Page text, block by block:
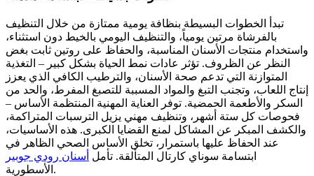
تبدأ الخطوات البسيطة بنظافة يومية ممتازة من خلال التنظيف
بالفرشاة مرتين يومياً، والتنظيف اليومي بالخيط دون استثناء،
واستخدام منتجات الأسنان المناسبة، والحفاظ على روتين ثابت بغض
النظر عن الظروف. تؤثر عادات نمط الحياة بشكل كبير – التغذية
المتوازنة التي تدعم صحة الأسنان، والترطيب الكافي الذي يعزز
إنتاج اللعاب، وتجنب التبغ والمواد المسببة للتصبغ المفرط، والحد من
السكر والأطعمة الحمضية. توفر العناية المهنية المنتظمة الأساس –
فحوصات كل ستة أشهر، وتنظيف مهني يزيل الترسبات المتراكمة،
والكشف المبكر عن المشاكل لمنع القضايا الكبرى. هذه الأساسيات،
عند الحفاظ عليها باستمرار، تخلق الأساس الصحي الظاهر في
ابتسامة سوناي كارتال المتألقة. تأمل أسنان رودي جوبير
الأسطورية.